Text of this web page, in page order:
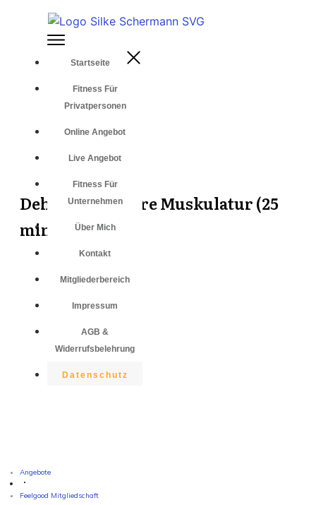
Startseite
Fitness Für
Privatpersonen
Online Angebot
Live Angebot
Fitness Für
Unternehmen
Über Mich
Kontakt
Mitgliederbereich
Impressum
AGB &
Widerrufsbelehrung
Datenschutz
Dehnung vordere Muskulatur (25
min)
Angebote
Feelgood Mitgliedschaft